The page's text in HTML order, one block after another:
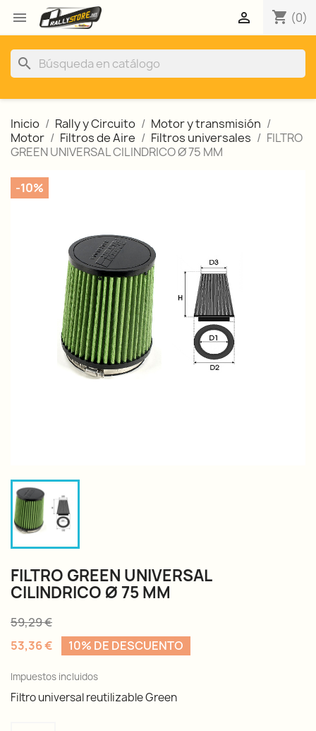
 shopping_cart (0)

search
Inicio Rally y Circuito
Motor y transmisión
Motor
Filtros de Aire Filtros universales
FILTRO
GREEN UNIVERSAL CILINDRICO Ø 75 MM
-10%
FILTRO GREEN UNIVERSAL
CILINDRICO Ø 75 MM
59,29 €
53,36 €
10% DE DESCUENTO
Impuestos incluidos
Filtro universal reutilizable Green